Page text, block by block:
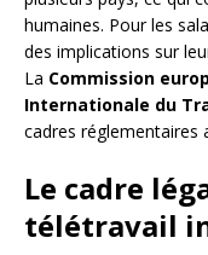
humaines. Pour les
des implications sur
La Commission
Internationale du
cadres réglementaires
Le cadre
télétravail